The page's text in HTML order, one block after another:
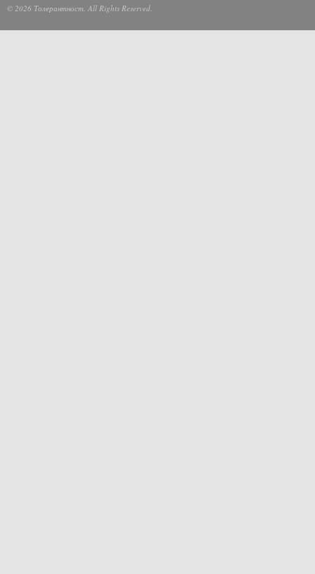
© 2026 Толерантност. All Rights Reserved.